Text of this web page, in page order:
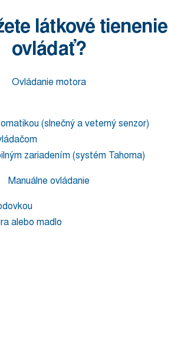
látkové tienenie
ovládať?
Ovládanie motora
(slnečný a veterný senzor)
zariadením (systém Tahoma)
Manuálne ovládanie
alebo madlo